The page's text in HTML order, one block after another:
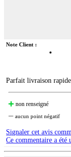
Note Client :
Parfait livraison
non renseigné
aucun point négatif
Signaler cet avis
Ce commentaire a été